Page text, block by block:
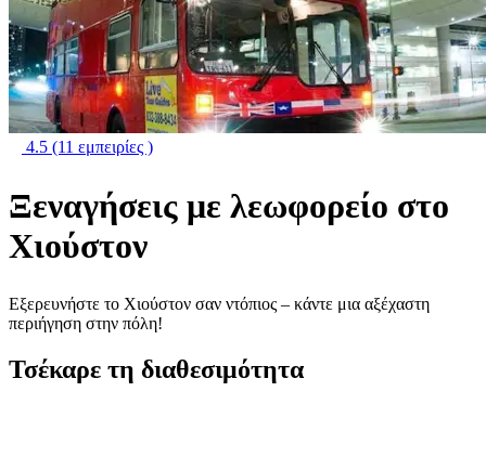
4.5 (11 εμπειρίες )
Ξεναγήσεις με λεωφορείο στο
Χιούστον
Εξερευνήστε το Χιούστον σαν ντόπιος – κάντε μια αξέχαστη
περιήγηση στην πόλη!
Τσέκαρε τη διαθεσιμότητα